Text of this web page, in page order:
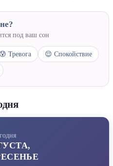
под ваш сон
😰 Тревога 😌 Спокойствие